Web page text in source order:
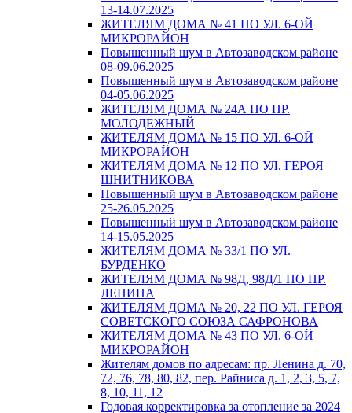
13-14.07.2025
ЖИТЕЛЯМ ДОМА № 41 ПО УЛ. 6-ОЙ
МИКРОРАЙОН
Повышенный шум в Автозаводском районе
08-09.06.2025
Повышенный шум в Автозаводском районе
04-05.06.2025
ЖИТЕЛЯМ ДОМА № 24А ПО ПР.
МОЛОДЕЖНЫЙ
ЖИТЕЛЯМ ДОМА № 15 ПО УЛ. 6-ОЙ
МИКРОРАЙОН
ЖИТЕЛЯМ ДОМА № 12 ПО УЛ. ГЕРОЯ
ШНИТНИКОВА
Повышенный шум в Автозаводском районе
25-26.05.2025
Повышенный шум в Автозаводском районе
14-15.05.2025
ЖИТЕЛЯМ ДОМА № 33/1 ПО УЛ.
БУРДЕНКО
ЖИТЕЛЯМ ДОМА № 98Д, 98Д/1 ПО ПР.
ЛЕНИНА
ЖИТЕЛЯМ ДОМА № 20, 22 ПО УЛ. ГЕРОЯ
СОВЕТСКОГО СОЮЗА САФРОНОВА
ЖИТЕЛЯМ ДОМА № 43 ПО УЛ. 6-ОЙ
МИКРОРАЙОН
Жителям домов по адресам: пр. Ленина д. 70,
72, 76, 78, 80, 82, пер. Райниса д. 1, 2, 3, 5, 7,
8, 10, 11, 12
Годовая корректировка за отопление за 2024